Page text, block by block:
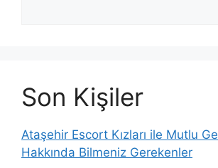
Son Kişiler
Ataşehir Escort Kızları ile Mutlu
Hakkında Bilmeniz Gerekenler